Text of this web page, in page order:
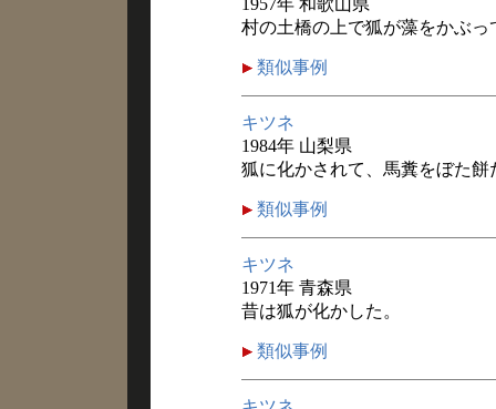
1957年 和歌山県
村の土橋の上で狐が藻をかぶ
類似事例
キツネ
1984年 山梨県
狐に化かされて、馬糞をぼた
類似事例
キツネ
1971年 青森県
昔は狐が化かした。
類似事例